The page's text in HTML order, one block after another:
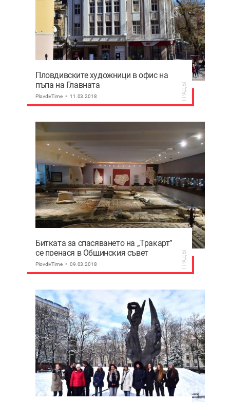
Пловдивските художници в офис на
пъпа на Главната
PlovdivTime 11.03.2018 ГРАДЪТ
Битката за спасяването на „Тракарт”
се пренася в Общинския съвет
PlovdivTime 09.03.2018 ГРАДЪТ